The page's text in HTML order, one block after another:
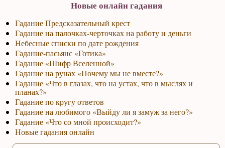
Новые онлайн гадания
Гадание Предсказательный крест
Гадание на палочках-черточках на работу и деньги
Небесные списки по дате рождения
Гадание-пасьянс «Готика»
Гадание «Шифр Вселенной»
Гадание на рунах «Почему мы не вместе?»
Гадание «Что в глазах, что на устах, что в мыслях и
планах?»
Гадание по кругу ответов
Гадание на любимого «Выйду ли я замуж за него?»
Гадание «Что со мной происходит?»
Новые гадания онлайн